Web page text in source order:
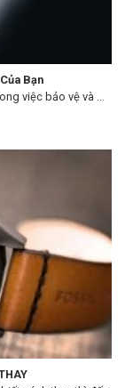
Bạn
việc bảo vệ và ...